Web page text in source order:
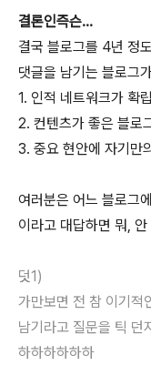
결론인즉슨...
결국 블로그를 4년 정
댓글을 남기는 블로그
1. 인적 네트워크가 확
2. 컨텐츠가 좋은 블로
3. 중요 현안에 자기만
여러분은 어느 블로그
이라고 대답하면 뭐,
덧1)
가만보면 전 참 이기적
남기라고 질문을 틱 던
하하하하하하